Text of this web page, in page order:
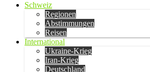
Schweiz
Regionen
Abstimmungen
Reisen
International
Ukraine-Krieg
Iran-Krieg
Deutschland